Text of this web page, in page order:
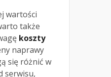
wartości
także
koszty
naprawy
się różnić w
serwisu,